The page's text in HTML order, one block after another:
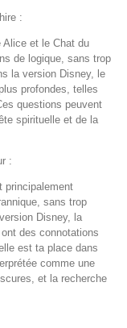
:
Alice et le Chat du
de logique, sans trop
la version Disney, le
profondes, telles
questions peuvent
spirituelle et de la
:
principalement
sans trop
Disney, la
des connotations
est ta place dans
comme une
et la recherche